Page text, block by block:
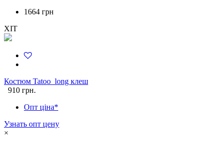
1664 грн
ХІТ
Костюм Tatoo_long клеш
910 грн.
Опт ціна*
Узнать опт цену
×